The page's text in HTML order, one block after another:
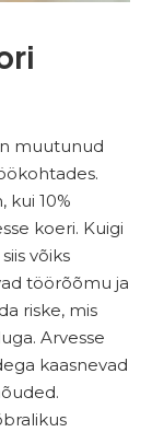
muutunud
10%
koeri. Kuigi
võiks
töörõõmu ja
riske, mis
Arvesse
kaasnevad